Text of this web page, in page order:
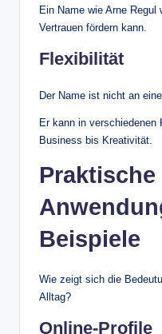
Ein Name wie Arne
Vertrauen fördern kann.
Flexibilität
Der Name ist nicht an
Er kann in verschiedenen
Business bis Kreativität.
Praktische
Beispiele
Wie zeigt sich die
Alltag?
Online-Profile